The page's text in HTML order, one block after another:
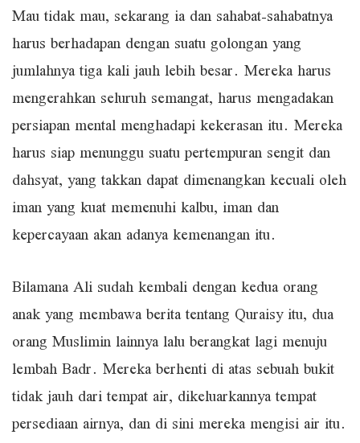
Mau tidak mau, sekarang ia dan sahabat-sahabatnya
harus berhadapan dengan suatu golongan yang
jumlahnya tiga kali jauh lebih besar. Mereka harus
mengerahkan seluruh semangat, harus mengadakan
persiapan mental menghadapi kekerasan itu. Mereka
harus siap menunggu suatu pertempuran sengit dan
dahsyat, yang takkan dapat dimenangkan kecuali oleh
iman yang kuat memenuhi kalbu, iman dan
kepercayaan akan adanya kemenangan itu.
Bilamana Ali sudah kembali dengan kedua orang
anak yang membawa berita tentang Quraisy itu, dua
orang Muslimin lainnya lalu berangkat lagi menuju
lembah Badr. Mereka berhenti di atas sebuah bukit
tidak jauh dari tempat air, dikeluarkannya tempat
persediaan airnya, dan di sini mereka mengisi air itu.